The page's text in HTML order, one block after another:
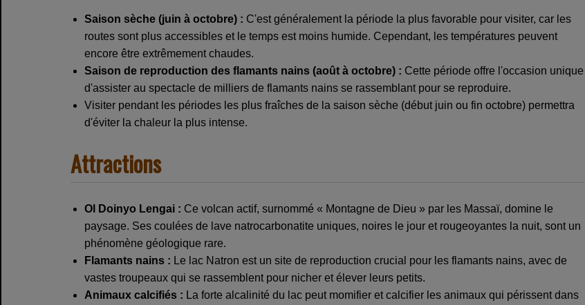
Saison sèche (juin à octobre) : C'est généralement la période la plus favorable pour visiter, car les
routes sont plus accessibles et le temps est moins humide. Cependant, les températures peuvent
encore être extrêmement chaudes.
Saison de reproduction des flamants nains (août à octobre) : Cette période offre l'occasion unique
d'assister au spectacle de milliers de flamants nains se rassemblant pour se reproduire.
Visiter pendant les périodes les plus fraîches de la saison sèche (début juin ou fin octobre) permettra
d'éviter la chaleur la plus intense.
Attractions
Ol Doinyo Lengai : Ce volcan actif, surnommé « Montagne de Dieu » par les Massaï, domine le
paysage. Ses coulées de lave natrocarbonatite uniques, noires le jour et rougeoyantes la nuit, sont un
phénomène géologique rare.
Flamants nains : Le lac Natron est un site de reproduction crucial pour les flamants nains, avec de
vastes troupeaux qui se rassemblent pour nicher et élever leurs petits.
Animaux calcifiés : La forte alcalinité du lac peut momifier et calcifier les animaux qui périssent dans